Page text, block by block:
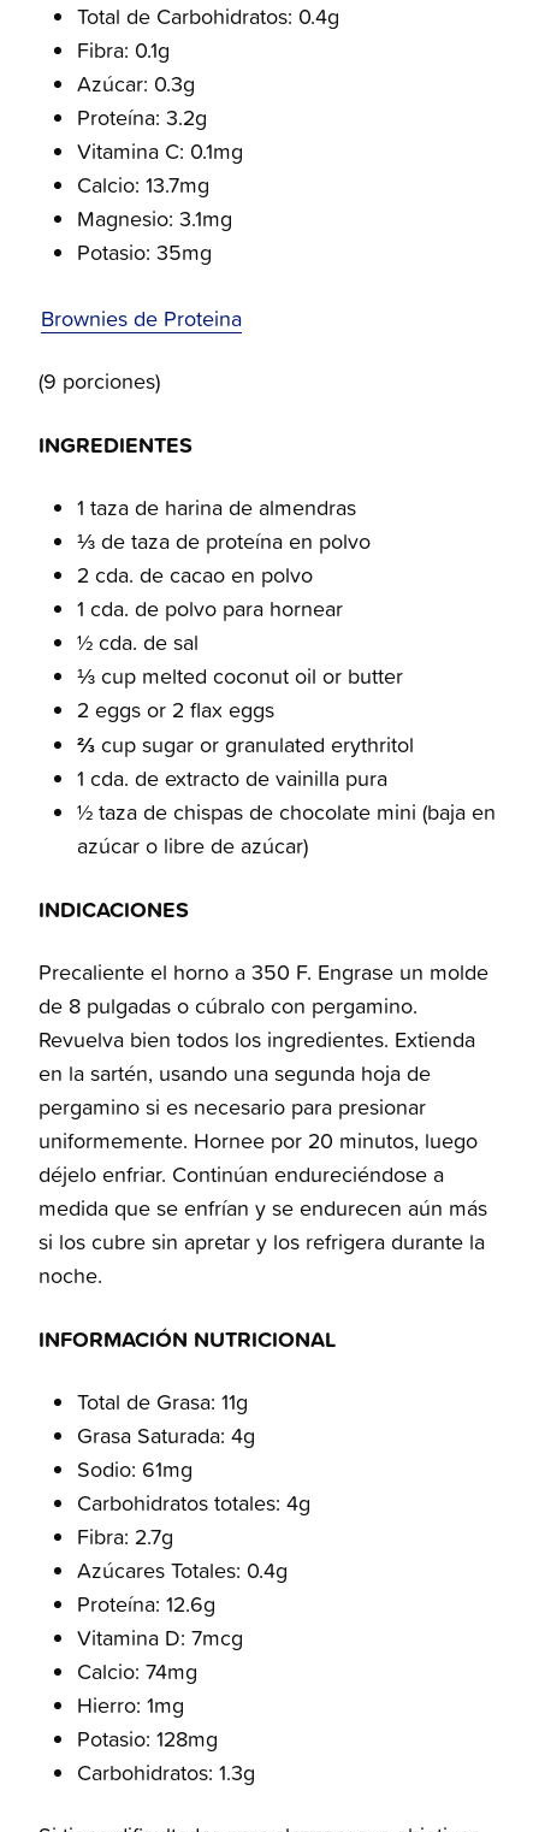
Total de Carbohidratos: 0.4g
Fibra: 0.1g
Azúcar: 0.3g
Proteína: 3.2g
Vitamina C: 0.1mg
Calcio: 13.7mg
Magnesio: 3.1mg
Potasio: 35mg
Brownies de Proteina
(9 porciones)
INGREDIENTES
1 taza de harina de almendras
⅓ de taza de proteína en polvo
2 cda. de cacao en polvo
1 cda. de polvo para hornear
½ cda. de sal
⅓ cup melted coconut oil or butter
2 eggs or 2 flax eggs
⅔ cup sugar or granulated erythritol
1 cda. de extracto de vainilla pura
½ taza de chispas de chocolate mini (baja en
azúcar o libre de azúcar)
INDICACIONES
Precaliente el horno a 350 F. Engrase un molde
de 8 pulgadas o cúbralo con pergamino.
Revuelva bien todos los ingredientes. Extienda
en la sartén, usando una segunda hoja de
pergamino si es necesario para presionar
uniformemente. Hornee por 20 minutos, luego
déjelo enfriar. Continúan endureciéndose a
medida que se enfrían y se endurecen aún más
si los cubre sin apretar y los refrigera durante la
noche.
INFORMACIÓN NUTRICIONAL
Total de Grasa: 11g
Grasa Saturada: 4g
Sodio: 61mg
Carbohidratos totales: 4g
Fibra: 2.7g
Azúcares Totales: 0.4g
Proteína: 12.6g
Vitamina D: 7mcg
Calcio: 74mg
Hierro: 1mg
Potasio: 128mg
Carbohidratos: 1.3g